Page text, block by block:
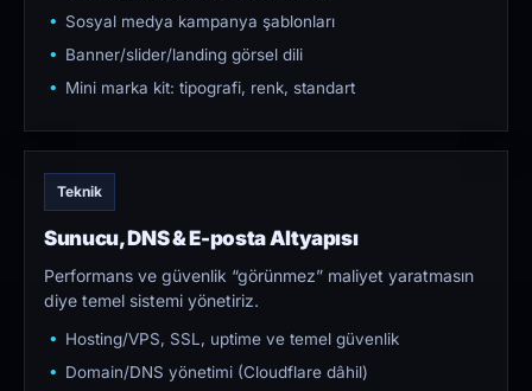
Sosyal medya kampanya şablonları
Banner/slider/landing görsel dili
Mini marka kit: tipografi, renk, standart
Teknik
Sunucu, DNS & E-posta Altyapısı
Performans ve güvenlik “görünmez” maliyet yaratmasın
diye temel sistemi yönetiriz.
Hosting/VPS, SSL, uptime ve temel güvenlik
Domain/DNS yönetimi (Cloudflare dâhil)